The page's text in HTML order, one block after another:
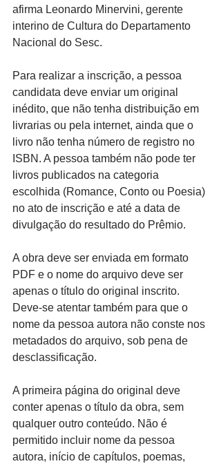
afirma Leonardo Minervini, gerente
interino de Cultura do Departamento
Nacional do Sesc.
Para realizar a inscrição, a pessoa
candidata deve enviar um original
inédito, que não tenha distribuição em
livrarias ou pela internet, ainda que o
livro não tenha número de registro no
ISBN. A pessoa também não pode ter
livros publicados na categoria
escolhida (Romance, Conto ou Poesia)
no ato de inscrição e até a data de
divulgação do resultado do Prêmio.
A obra deve ser enviada em formato
PDF e o nome do arquivo deve ser
apenas o título do original inscrito.
Deve-se atentar também para que o
nome da pessoa autora não conste nos
metadados do arquivo, sob pena de
desclassificação.
A primeira página do original deve
conter apenas o título da obra, sem
qualquer outro conteúdo. Não é
permitido incluir nome da pessoa
autora, início de capítulos, poemas,